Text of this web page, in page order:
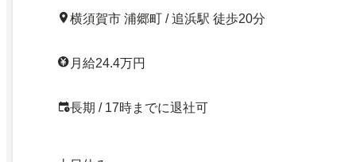
横須賀市 浦郷町 / 追浜駅 徒歩20分
月給24.4万円
長期 / 17時までに退社可